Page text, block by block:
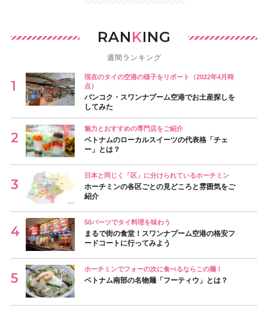
RANKING
週間ランキング
現在のタイの空港の様子をリポート（2022年4月時
点）
バンコク・スワンナプーム空港でお土産探しを
してみた
魅力とおすすめの専門店をご紹介
ベトナムのローカルスイーツの代表格「チェ
ー」とは？
日本と同じく「区」に分けられているホーチミン
ホーチミンの各区ごとの見どころと雰囲気をご
紹介
50バーツでタイ料理を味わう
まるで街の食堂！スワンナプーム空港の格安フ
ードコートに行ってみよう
ホーチミンでフォーの次に食べるならこの麺！
ベトナム南部の名物麺「フーティウ」とは？